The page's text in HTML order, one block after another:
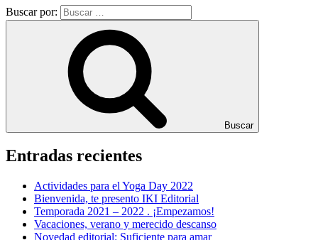
Buscar por:
Buscar
Entradas recientes
Actividades para el Yoga Day 2022
Bienvenida, te presento IKI Editorial
Temporada 2021 – 2022 . ¡Empezamos!
Vacaciones, verano y merecido descanso
Novedad editorial: Suficiente para amar